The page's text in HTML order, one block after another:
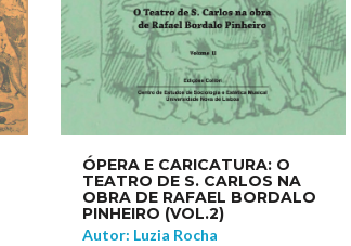
ÓPERA E CARICATURA: O
TEATRO DE S. CARLOS NA
OBRA DE RAFAEL BORDALO
PINHEIRO (VOL.2)
Autor: Luzia Rocha